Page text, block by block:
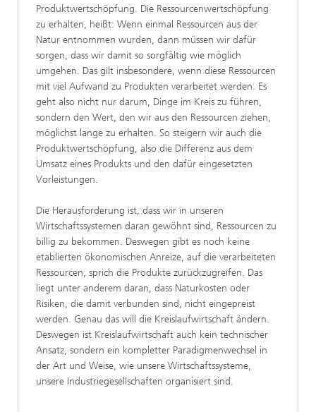
Produktwertschöpfung. Die Ressourcenwertschöpfung
zu erhalten, heißt: Wenn einmal Ressourcen aus der
Natur entnommen wurden, dann müssen wir dafür
sorgen, dass wir damit so sorgfältig wie möglich
umgehen. Das gilt insbesondere, wenn diese Ressourcen
mit viel Aufwand zu Produkten verarbeitet werden. Es
geht also nicht nur darum, Dinge im Kreis zu führen,
sondern den Wert, den wir aus den Ressourcen ziehen,
möglichst lange zu erhalten. So steigern wir auch die
Produktwertschöpfung, also die Differenz aus dem
Umsatz eines Produkts und den dafür eingesetzten
Vorleistungen.
Die Herausforderung ist, dass wir in unseren
Wirtschaftssystemen daran gewöhnt sind, Ressourcen zu
billig zu bekommen. Deswegen gibt es noch keine
etablierten ökonomischen Anreize, auf die verarbeiteten
Ressourcen, sprich die Produkte zurückzugreifen. Das
liegt unter anderem daran, dass Naturkosten oder
Risiken, die damit verbunden sind, nicht eingepreist
werden. Genau das will die Kreislaufwirtschaft ändern.
Deswegen ist Kreislaufwirtschaft auch kein technischer
Ansatz, sondern ein kompletter Paradigmenwechsel in
der Art und Weise, wie unsere Wirtschaftssysteme,
unsere Industriegesellschaften organisiert sind.